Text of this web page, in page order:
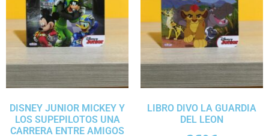
DISNEY JUNIOR MICKEY Y
LOS SUPEPILOTOS UNA
CARRERA ENTRE AMIGOS
LIBRO DIVO LA GUARDIA
DEL LEON